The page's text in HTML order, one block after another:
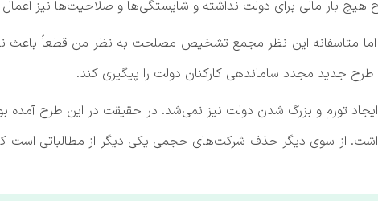
بار مالی برای دولت نداشته و شایستگی‌ها و صلاحیت‌ها نیز
بود اما متاسفانه این نظر مجمع تشخیص مصلحت به نظر من قطعاً
جدید مجدد ساماندهی کارکنان دولت را پیگیری کند.
تورم و بزرگ شدن دولت نیز نمی‌شد. در حقیقت در این طرح آمده
از سوی دیگر حذف شرکت‌های حجمی یکی دیگر از مطالباتی است